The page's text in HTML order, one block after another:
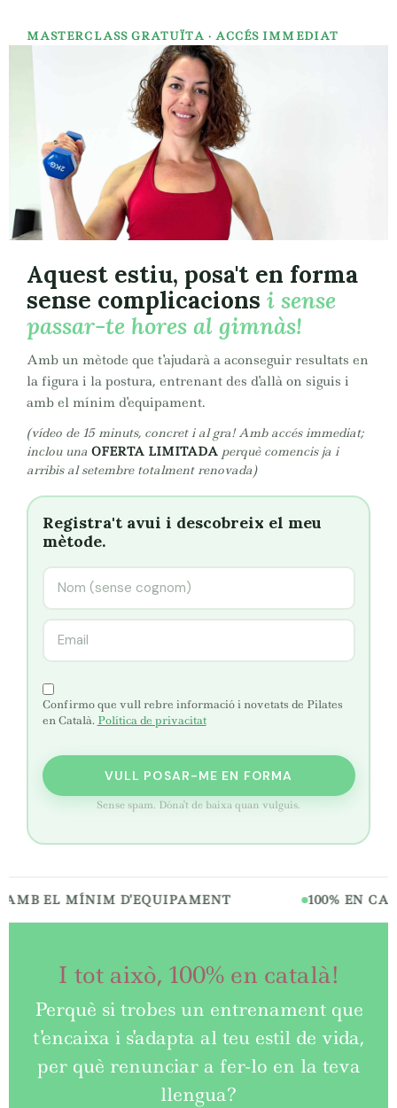
MASTERCLASS GRATUÏTA · ACCÉS IMMEDIAT
Aquest estiu, posa't en forma
sense complicacions i sense
passar-te hores al gimnàs!
Amb un mètode que t'ajudarà a aconseguir resultats en
la figura i la postura, entrenant des d'allà on siguis i
amb el mínim d'equipament.
(vídeo de 15 minuts, concret i al gra! Amb accés immediat;
inclou una OFERTA LIMITADA perquè comencis ja i
arribis al setembre totalment renovada)
Registra't avui i descobreix el meu
mètode.
Confirmo que vull rebre informació i novetats de Pilates
en Català. Política de privacitat
VULL POSAR-ME EN FORMA
Sense spam. Dóna't de baixa quan vulguis.
EL MÍNIM D'EQUIPAMENT 100% EN
I tot això, 100% en català!
Perquè si trobes un entrenament que
t'encaixa i s'adapta al teu estil de vida,
per què renunciar a fer-lo en la teva
llengua?